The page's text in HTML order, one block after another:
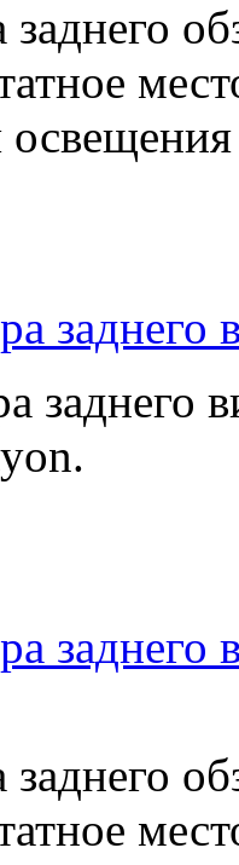
заднего
заднего